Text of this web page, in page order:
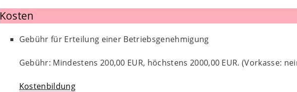
Kosten
Gebühr für Erteilung einer Betriebsgenehmigung
Gebühr: Mindestens 200,00 EUR, höchstens 2000,00 EUR. (Vorkasse:
Kostenbildung